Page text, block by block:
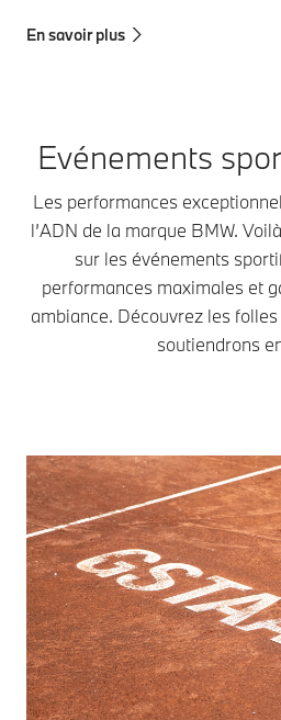
En savoir plus
Evénements
Les performances
l’ADN de la marque BMW.
sur les événements
performances maximales et
ambiance. Découvrez les
soutiendrons